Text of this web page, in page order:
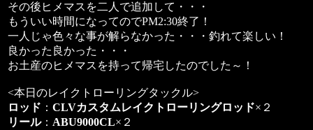
その後ヒメマスを二人で追加して・・・
もういい時間になってのでPM2:30終了！
一人じゃ色々な事が解らなかった・・・釣れて楽しい！
良かった良かった・・・
お土産のヒメマスを持って帰宅したのでした～！
<本日のレイクトローリングタックル>
ロッド ： CLVカスタムレイクトローリングロッド×２
リール： ABU9000CL×２